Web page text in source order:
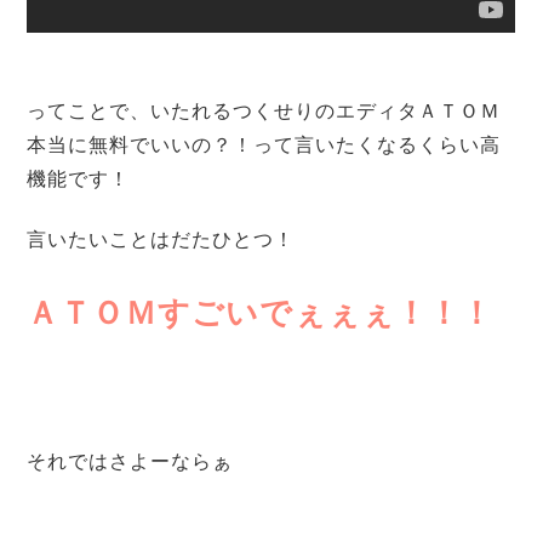
ってことで、いたれるつくせりのエディタＡＴＯＭ
本当に無料でいいの？！って言いたくなるくらい高
機能です！
言いたいことはだたひとつ！
ＡＴＯＭすごいでぇぇぇ！！！
それではさよーならぁ